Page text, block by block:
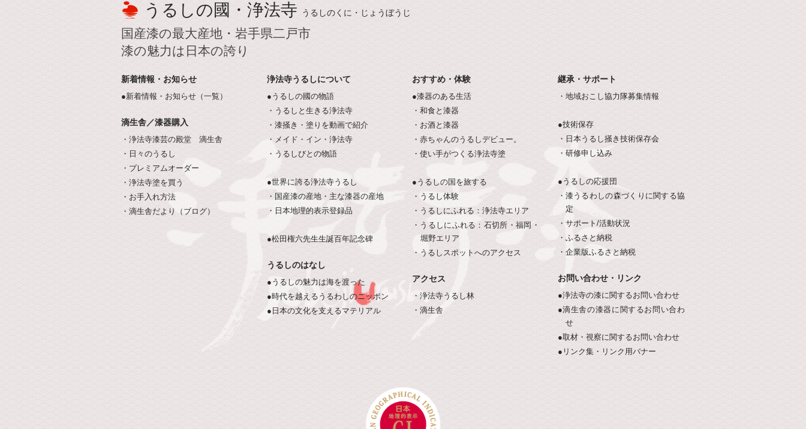
うるしの國・浄法寺 うるしのくに・じょうぼうじ
国産漆の最大産地・岩手県二戸市
漆の魅力は日本の誇り
新着情報・お知らせ
●新着情報・お知らせ（一覧）
滴生舎／漆器購入
・浄法寺漆芸の殿堂 滴生舎
・日々のうるし
・プレミアムオーダー
・浄法寺塗を買う
・お手入れ方法
・滴生舎だより（ブログ）
浄法寺うるしについて
●うるしの國の物語
・うるしと生きる浄法寺
・漆掻き・塗りを動画で紹介
・メイド・イン・浄法寺
・うるしびとの物語
●世界に誇る浄法寺うるし
・国産漆の産地・主な漆器の産地
・日本地理的表示登録品
●松田権六先生生誕百年記念碑
うるしのはなし
●うるしの魅力は海を渡った
●時代を越えるうるわしのニッポン
●日本の文化を支えるマテリアル
おすすめ・体験
●漆器のある生活
・和食と漆器
・お酒と漆器
・赤ちゃんのうるしデビュー。
・使い手がつくる浄法寺塗
●うるしの国を旅する
・うるし体験
・うるしにふれる：浄法寺エリア
・うるしにふれる：石切所・福岡・
堀野エリア
・うるしスポットへのアクセス
アクセス
・浄法寺うるし林
・滴生舎
継承・サポート
・地域おこし協力隊募集情報
●技術保存
・日本うるし掻き技術保存会
・研修申し込み
●うるしの応援団
・漆うるわしの森づくりに関する協
定
・サポート/活動状況
・ふるさと納税
・企業版ふるさと納税
お問い合わせ・リンク
●浄法寺の漆に関するお問い合わせ
●滴生舎の漆器に関するお問い合わ
せ
●取材・視察に関するお問い合わせ
●リンク集・リンク用バナー